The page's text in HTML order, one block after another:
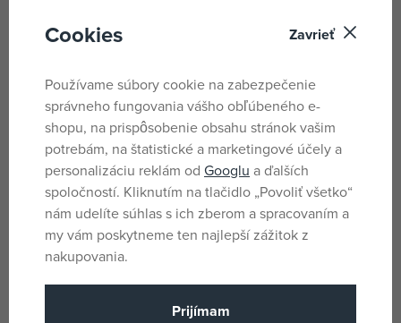
mazlivého plyšu je 45 cm veľký a pripravený na maznanie.
Parametre
Pohlavie Pro holky i kluky
Farba Oranžová
Materiál Plys
Vek od 3 rokov
Krajina pôvodu
Cookies Zavrieť
Používame súbory cookie na zabezpečenie
správneho fungovania vášho obľúbeného e-
shopu, na prispôsobenie obsahu stránok vašim
potrebám, na štatistické a marketingové účely a
personalizáciu reklám od Googlu a ďalších
spoločností. Kliknutím na tlačidlo „Povoliť všetko“
nám udelíte súhlas s ich zberom a spracovaním a
my vám poskytneme ten najlepší zážitok z
nakupovania.
Prijímam